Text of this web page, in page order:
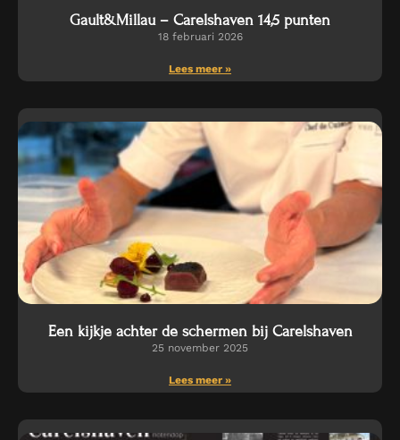
Gault&Millau – Carelshaven 14,5 punten
18 februari 2026
Lees meer »
Een kijkje achter de schermen bij Carelshaven
25 november 2025
Lees meer »